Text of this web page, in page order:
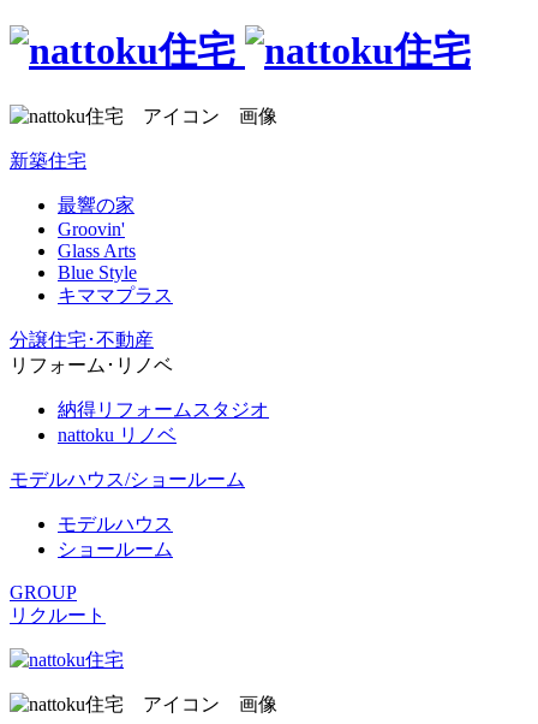
新築住宅
最響の家
Groovin'
Glass Arts
Blue Style
キママプラス
分譲住宅･不動産
リフォーム･リノベ
納得リフォームスタジオ
nattoku リノベ
モデルハウス/ショールーム
モデルハウス
ショールーム
GROUP
リクルート